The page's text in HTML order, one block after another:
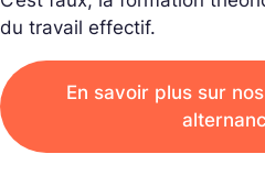
du travail effectif.
En savoir plus sur